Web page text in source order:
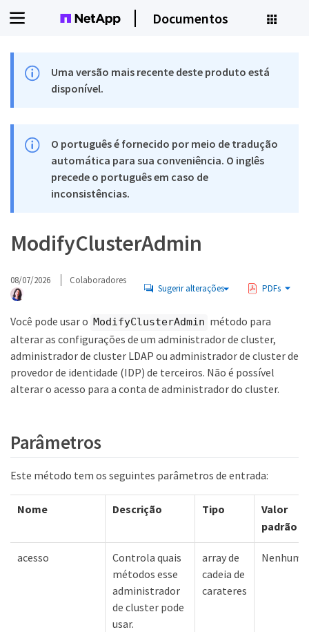
Documentos
Uma versão mais recente deste produto está
disponível.
O português é fornecido por meio de tradução
automática para sua conveniência. O inglês
precede o português em caso de
inconsistências.
ModifyClusterAdmin
08/07/2026 Colaboradores
Sugerir alterações PDFs
Você pode usar o ModifyClusterAdmin método para
alterar as configurações de um administrador de cluster,
administrador de cluster LDAP ou administrador de cluster de
provedor de identidade (IDP) de terceiros. Não é possível
alterar o acesso para a conta de administrador do cluster.
Parâmetros
Este método tem os seguintes parâmetros de entrada:
Nome Descrição Tipo
Valor
padrão
acesso
Controla quais
métodos esse
administrador
de cluster pode
usar.
array de
cadeia de
carateres
Nenhum